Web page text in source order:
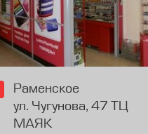
Раменское
ул. Чугунова, 47 ТЦ
МАЯК